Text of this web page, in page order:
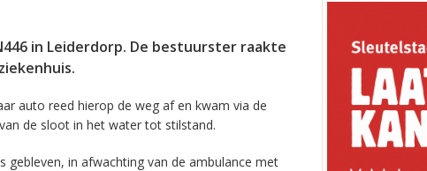
in Leiderdorp. De bestuurster raakte
auto reed hierop de weg af en kwam via de
de sloot in het water tot stilstand.
gebleven, in afwachting van de ambulance met